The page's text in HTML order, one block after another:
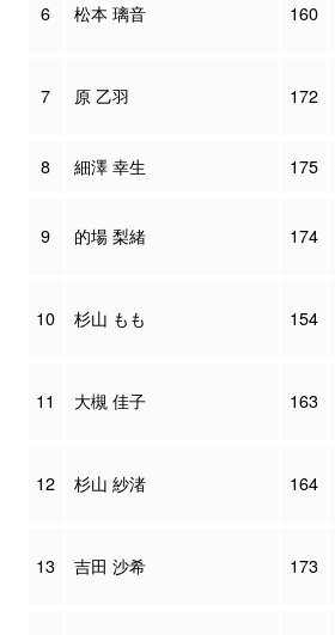
6 松本 璃音 160
7 原 乙羽 172
8 細澤 幸生 175
9 的場 梨緒 174
10 杉山 もも 154
11 大槻 佳子 163
12 杉山 紗渚 164
13 吉田 沙希 173